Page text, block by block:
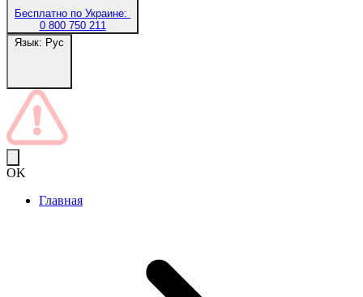
Бесплатно по Украине:
0 800 750 211
Язык: Рус
OK
Главная